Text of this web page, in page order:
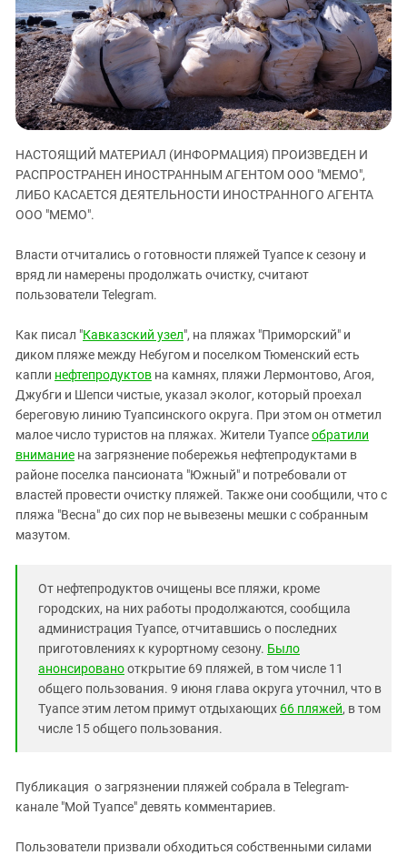
ЗАСТАВЛЯЕТ
КАВКАЗ ЗА ПАЛЕСТИНУ
ИНАКОМЫСЛИЕ В ЧЕЧНЕ
ПРЕСЛЕДОВАНИЕ АКТИВИСТОВ
МОБИЛИЗАЦИЯ И ПРОТЕСТЫ
Дагестан
Ингушетия
Кабардино-Балкария
Калмыкия
Карачаево-Черкесия
Краснодарский край
Российская Федерация
Северная Осетия - Алания
СКФО
Чечня
Южная Осетия
Южный Кавказ
ЮФО
НАСТОЯЩИЙ МАТЕРИАЛ (ИНФОРМАЦИЯ) ПРОИЗВЕДЕН И
РАСПРОСТРАНЕН ИНОСТРАННЫМ АГЕНТОМ ООО "МЕМО",
ЛИБО КАСАЕТСЯ ДЕЯТЕЛЬНОСТИ ИНОСТРАННОГО АГЕНТА
ООО "МЕМО".
Власти отчитались о готовности пляжей Туапсе к сезону и
вряд ли намерены продолжать очистку, считают
пользователи Telegram.
Как писал "Кавказский узел", на пляжах "Приморский" и
диком пляже между Небугом и поселком Тюменский есть
капли нефтепродуктов на камнях, пляжи Лермонтово, Агоя,
Джубги и Шепси чистые, указал эколог, который проехал
береговую линию Туапсинского округа. При этом он отметил
малое число туристов на пляжах. Жители Туапсеобратили
внимание на загрязнение побережья нефтепродуктами в
районе поселка пансионата "Южный" и потребовали от
властей провести очистку пляжей. Также они сообщили, что с
пляжа "Весна" до сих пор не вывезены мешки с собранным
мазутом.
От нефтепродуктов очищены все пляжи, кроме
городских, на них работы продолжаются, сообщила
администрация Туапсе, отчитавшись о последних
приготовлениях к курортному сезону. Было
анонсированооткрытие 69 пляжей, в том числе 11
общего пользования. 9 июня глава округа уточнил, что в
Туапсе этим летом примут отдыхающих 66 пляжей, в том
числе 15 общего пользования.
Публикация о загрязнении пляжей собрала в Telegram-
канале "Мой Туапсе" девять комментариев.
Пользователи призвали обходиться собственными силами